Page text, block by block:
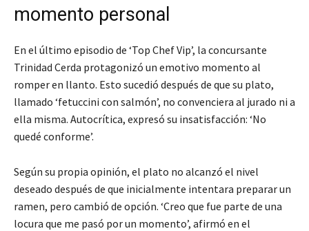
momento personal
En el último episodio de ‘Top Chef Vip’, la concursante
Trinidad Cerda protagonizó un emotivo momento al
romper en llanto. Esto sucedió después de que su plato,
llamado ‘fetuccini con salmón’, no convenciera al jurado ni a
ella misma. Autocrítica, expresó su insatisfacción: ‘No
quedé conforme’.
Según su propia opinión, el plato no alcanzó el nivel
deseado después de que inicialmente intentara preparar un
ramen, pero cambió de opción. ‘Creo que fue parte de una
locura que me pasó por un momento’, afirmó en el